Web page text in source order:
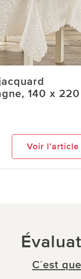
140 x 220
Voir l’article
C´est